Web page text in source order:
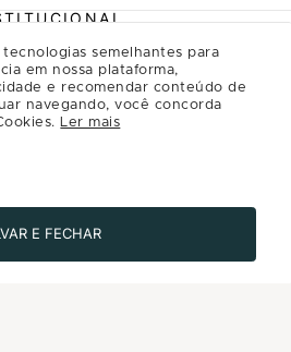
A Multiplan
Inovação
semelhantes para
em nossa plataforma,
e recomendar conteúdo de
navegando, você concorda
Ler mais
E FECHAR
o app Multi
Abrir